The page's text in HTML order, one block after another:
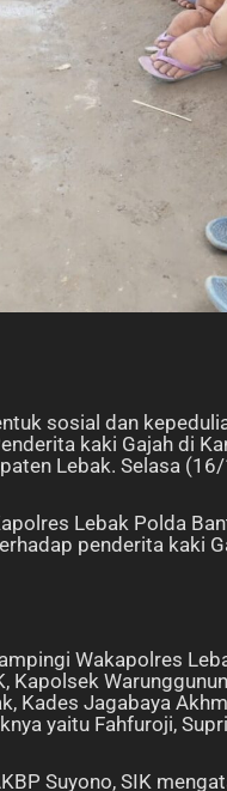
sosial dan
kaki Gajah di
Lebak. Selasa
Lebak Polda
penderita kaki
Wakapolres
Kapolsek
Kades Jagabaya
yaitu Fahfuroji,
Suyono, SIK